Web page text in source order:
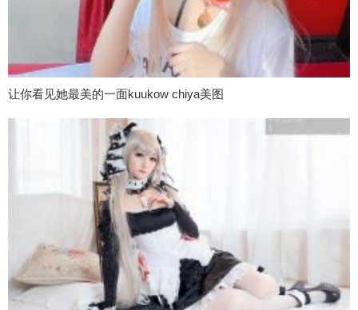
让你看见她最美的一面kuukow chiya美图